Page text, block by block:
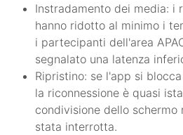
Instradamento dei media: i
hanno ridotto al minimo i
i partecipanti dell'area
segnalato una latenza
Ripristino: se l'app si
la riconnessione è quasi
condivisione dello
stata interrotta.